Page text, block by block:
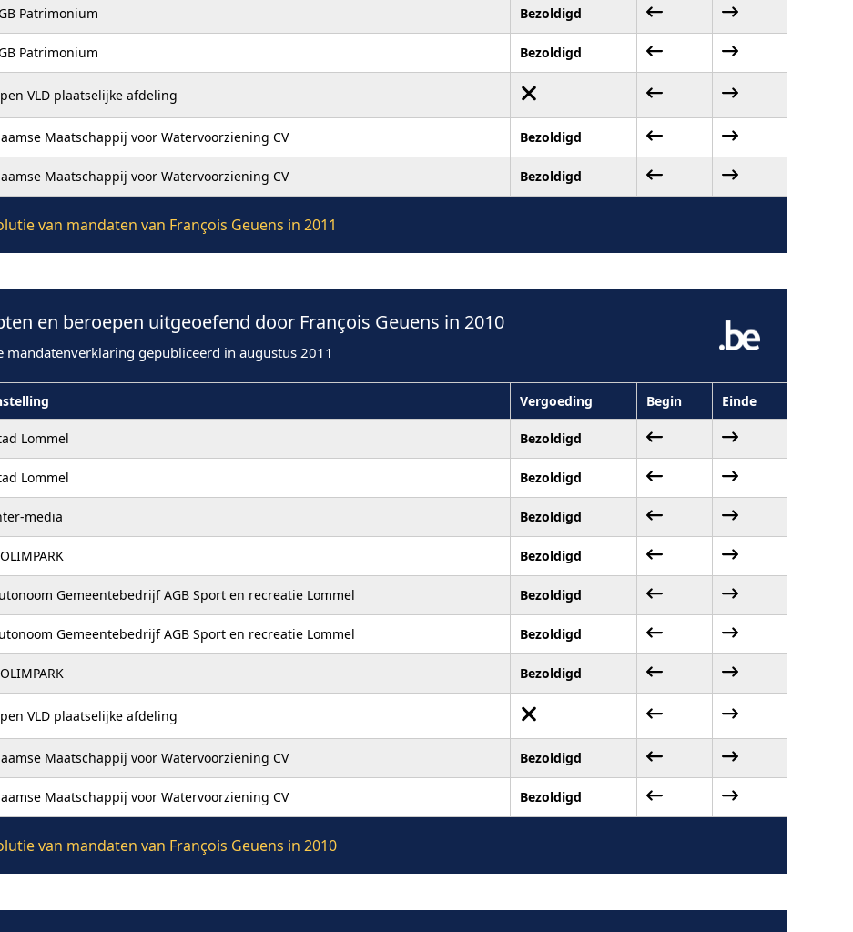
Patrimonium Bezoldigd
Patrimonium Bezoldigd
VLD plaatselijke afdeling
Maatschappij voor Watervoorziening CV Bezoldigd
Maatschappij voor Watervoorziening CV Bezoldigd
van mandaten van François Geuens in 2011
en beroepen uitgeoefend door François Geuens in 2010
mandatenverklaring gepubliceerd in augustus 2011
Vergoeding Begin Einde
Lommel Bezoldigd
Lommel Bezoldigd
media Bezoldigd
Bezoldigd
Gemeentebedrijf AGB Sport en recreatie Lommel Bezoldigd
Gemeentebedrijf AGB Sport en recreatie Lommel Bezoldigd
Bezoldigd
VLD plaatselijke afdeling
Maatschappij voor Watervoorziening CV Bezoldigd
Maatschappij voor Watervoorziening CV Bezoldigd
van mandaten van François Geuens in 2010